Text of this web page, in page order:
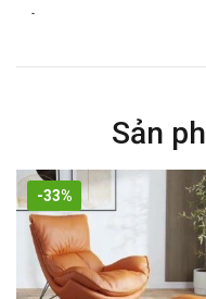
Bảo Hành
Sản
-33%